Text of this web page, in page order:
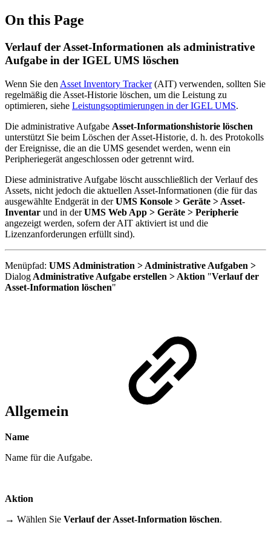
On this Page
Verlauf der Asset-Informationen als administrative
Aufgabe in der IGEL UMS löschen
Wenn Sie den Asset Inventory Tracker(AIT) verwenden, sollten Sie
regelmäßig die Asset-Historie löschen, um die Leistung zu
optimieren, siehe Leistungsoptimierungen in der IGEL UMS.
Die administrative Aufgabe Asset-Informationshistorie löschen
unterstützt Sie beim Löschen der Asset-Historie, d. h. des Protokolls
der Ereignisse, die an die UMS gesendet werden, wenn ein
Peripheriegerät angeschlossen oder getrennt wird.
Diese administrative Aufgabe löscht ausschließlich der Verlauf des
Assets, nicht jedoch die aktuellen Asset-Informationen (die für das
ausgewählte Endgerät in derUMS Konsole > Geräte > Asset-
Inventar und in derUMS Web App > Geräte > Peripherie
angezeigt werden, sofern der AIT aktiviert ist und die
Lizenzanforderungen erfüllt sind).
Menüpfad: UMS Administration > Administrative Aufgaben >
Dialog Administrative Aufgabe erstellen > Aktion "Verlauf der
Asset-Information löschen"
Allgemein
Name
Name für die Aufgabe.
Aktion
→ Wählen Sie Verlauf der Asset-Information löschen.